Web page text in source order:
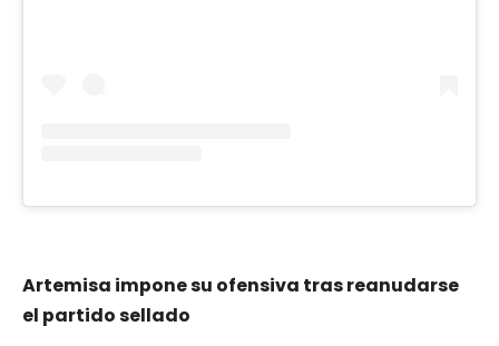
Artemisa impone su ofensiva tras reanudarse
el partido sellado